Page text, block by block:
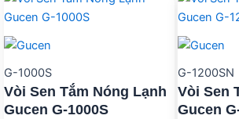
1.700.000 ₫.
G-1000S
Vòi Sen Tắm Nóng Lạnh
Gucen G-1000S
G-1200SN
Vòi Sen
Gucen